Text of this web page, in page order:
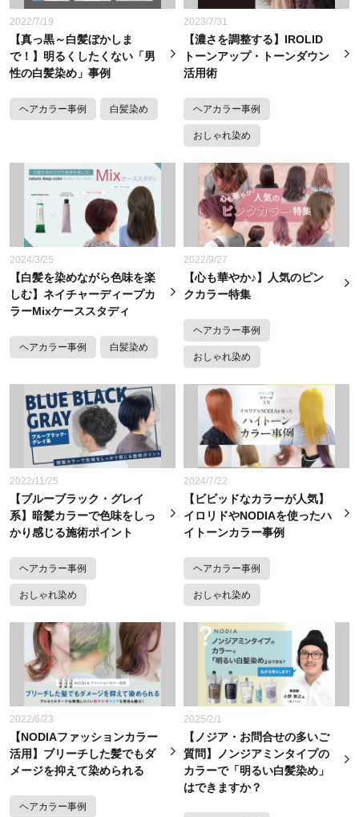
2022/7/19
【真っ黒～白髪ぼかしま
で！】明るくしたくない「男
性の白髪染め」事例
ヘアカラー事例 白髪染め
2023/7/31
【濃さを調整する】IROLID
トーンアップ・トーンダウン
活用術
ヘアカラー事例
おしゃれ染め
2024/3/25
【白髪を染めながら色味を楽
しむ】ネイチャーディープカ
ラーMixケーススタディ
ヘアカラー事例 白髪染め
2022/9/27
【心も華やか♪】人気のピン
クカラー特集
ヘアカラー事例
おしゃれ染め
2022/11/25
【ブルーブラック・グレイ
系】暗髪カラーで色味をしっ
かり感じる施術ポイント
ヘアカラー事例
おしゃれ染め
2024/7/22
【ビビッドなカラーが人気】
イロリドやNODIAを使ったハ
イトーンカラー事例
ヘアカラー事例
おしゃれ染め
2022/6/23
【NODIAファッションカラー
活用】ブリーチした髪でもダ
メージを抑えて染められる
ヘアカラー事例
2025/2/1
【ノジア・お問合せの多いご
質問】ノンジアミンタイプの
カラーで「明るい白髪染め」
はできますか？